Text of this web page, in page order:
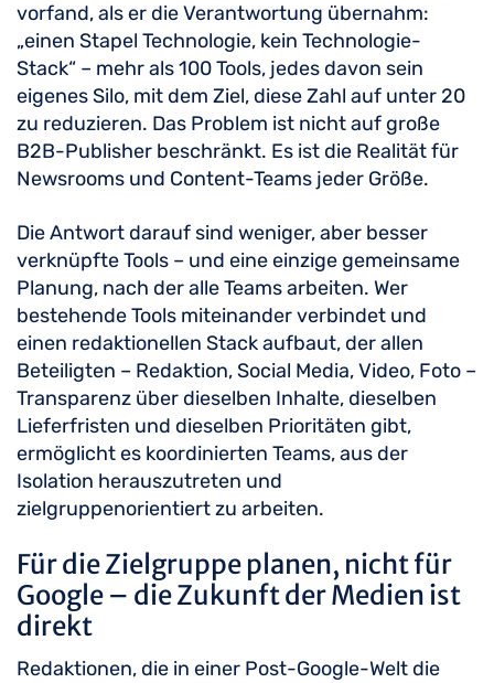
vorfand, als er die Verantwortung übernahm:
„einen Stapel Technologie, kein Technologie-
Stack“ – mehr als 100 Tools, jedes davon sein
eigenes Silo, mit dem Ziel, diese Zahl auf unter 20
zu reduzieren. Das Problem ist nicht auf große
B2B-Publisher beschränkt. Es ist die Realität für
Newsrooms und Content-Teams jeder Größe.
Die Antwort darauf sind weniger, aber besser
verknüpfte Tools – und eine einzige gemeinsame
Planung, nach der alle Teams arbeiten. Wer
bestehende Tools miteinander verbindet und
einen redaktionellen Stack aufbaut, der allen
Beteiligten – Redaktion, Social Media, Video, Foto –
Transparenz über dieselben Inhalte, dieselben
Lieferfristen und dieselben Prioritäten gibt,
ermöglicht es koordinierten Teams, aus der
Isolation herauszutreten und
zielgruppenorientiert zu arbeiten.
Für die Zielgruppe planen, nicht für
Google – die Zukunft der Medien ist
direkt
Redaktionen, die in einer Post-Google-Welt die